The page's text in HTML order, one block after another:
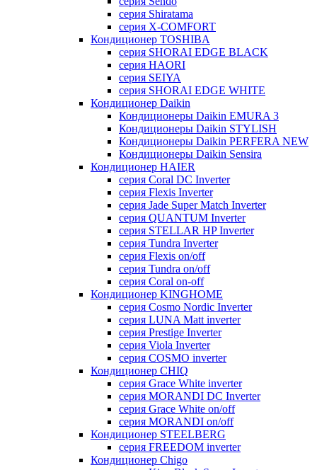
серия Shiratama
серия X-COMFORT
Кондиционер TOSHIBA
серия SHORAI EDGE BLACK
серия HAORI
серия SEIYA
серия SHORAI EDGE WHITE
Кондиционер Daikin
Кондиционеры Daikin EMURA 3
Кондиционеры Daikin STYLISH
Кондиционеры Daikin PERFERA NEW
Кондиционеры Daikin Sensira
Кондиционер HAIER
серия Coral DC Inverter
серия Flexis Inverter
серия Jade Super Match Inverter
серия QUANTUM Inverter
серия STELLAR HP Inverter
серия Tundra Inverter
серия Flexis on/off
серия Tundra on/off
серия Coral on-off
Кондиционер KINGHOME
серия Cosmo Nordic Inverter
серия LUNA Matt inverter
серия Prestige Inverter
серия Viola Inverter
серия COSMO inverter
Кондиционер CHIQ
серия Grace White inverter
серия MORANDI DC Inverter
серия Grace White on/off
серия MORANDI on/off
Кондиционер STEELBERG
серия FREEDOM inverter
Кондиционер Chigo